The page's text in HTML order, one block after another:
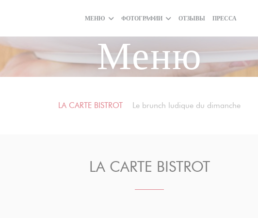
МЕНЮ ФОТОГРАФИИ ОТЗЫВЫ ПРЕССА
Меню
LA CARTE BISTROT Le brunch ludique du dimanche
LA CARTE BISTROT